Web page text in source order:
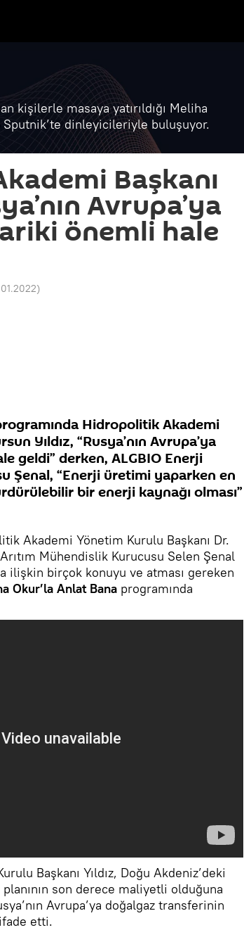
kişilerle masaya yatırıldığı Meliha
Sputnik’te dinleyicileriyle buluşuyor.
Başkanı
Avrupa’ya
önemli hale
)
Hidropolitik Akademi
Yıldız, “Rusya’nın Avrupa’ya
geldi” derken, ALGBIO Enerji
Şenal, “Enerji üretimi yaparken en
bir enerji kaynağı olması”
Akademi Yönetim Kurulu Başkanı Dr.
Mühendislik Kurucusu Selen Şenal
ilişkin birçok konuyu ve atması gereken
Okur’la Anlat Bana programında
Başkanı Yıldız, Doğu Akdeniz’deki
planının son derece maliyetli olduğuna
Avrupa’ya doğalgaz transferinin
etti.